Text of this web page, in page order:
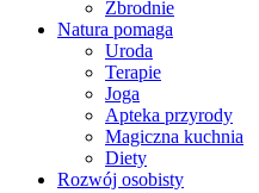
Zbrodnie
Natura pomaga
Uroda
Terapie
Joga
Apteka przyrody
Magiczna kuchnia
Diety
Rozwój osobisty